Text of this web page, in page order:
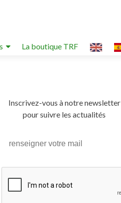
La boutique TRF
Inscrivez-vous à notre newsletter
pour suivre les actualités